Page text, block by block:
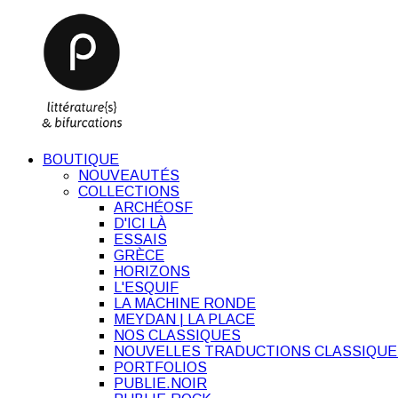
BOUTIQUE
NOUVEAUTÉS
COLLECTIONS
ARCHÉOSF
D'ICI LÀ
ESSAIS
GRÈCE
HORIZONS
L'ESQUIF
LA MACHINE RONDE
MEYDAN | LA PLACE
NOS CLASSIQUES
NOUVELLES TRADUCTIONS
PORTFOLIOS
PUBLIE.NOIR